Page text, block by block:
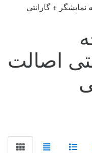
نمایشگر + گارانتی
اصالت